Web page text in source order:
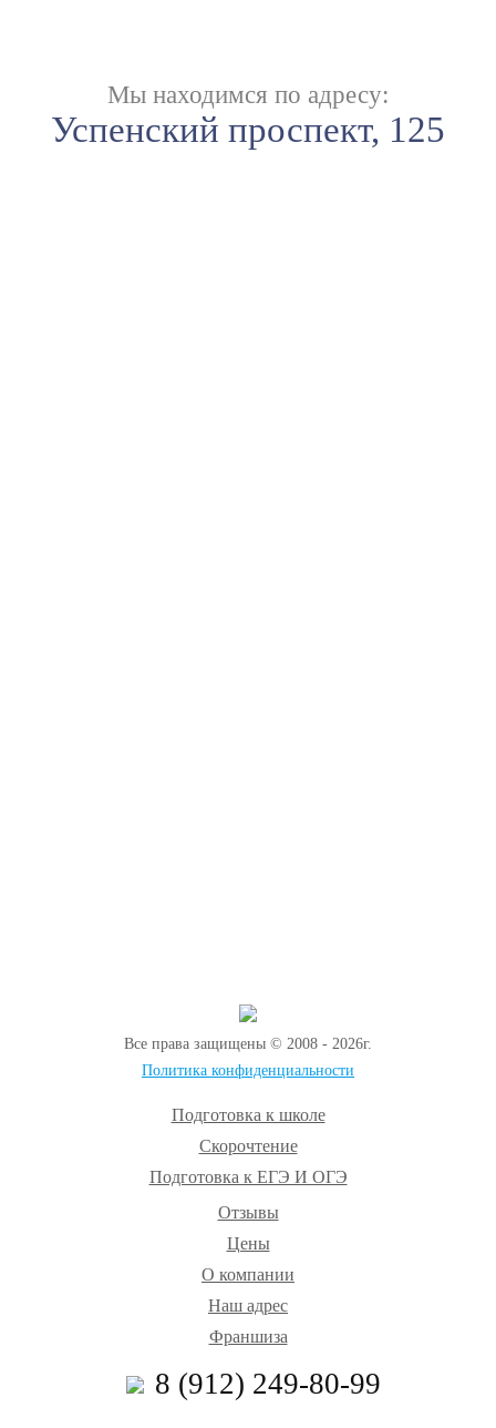
Мы находимся по адресу:
Успенский проспект, 125
Все права защищены © 2008 - 2026г.
Политика конфиденциальности
Подготовка к школе
Скорочтение
Подготовка к ЕГЭ И ОГЭ
Отзывы
Цены
О компании
Наш адрес
Франшиза
8 (912) 249-80-99